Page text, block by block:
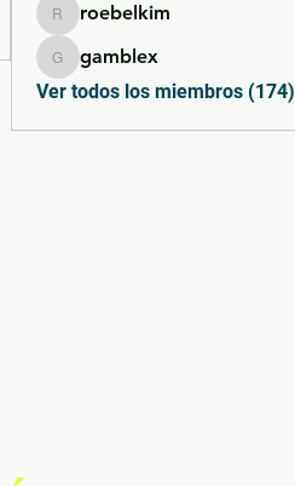
roebelkim
roebelkim
gamblex
gamblex
Ver todos los miembros (174)